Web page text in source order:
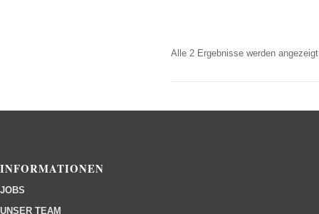
Alle 2 Ergebnisse werden angezeigt
INFORMATIONEN
JOBS
UNSER TEAM